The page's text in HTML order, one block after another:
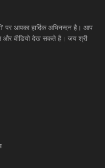
पर आपका हार्दिक अभिनन्दन है। आप
और वीडियो देख सकते है। जय श्री